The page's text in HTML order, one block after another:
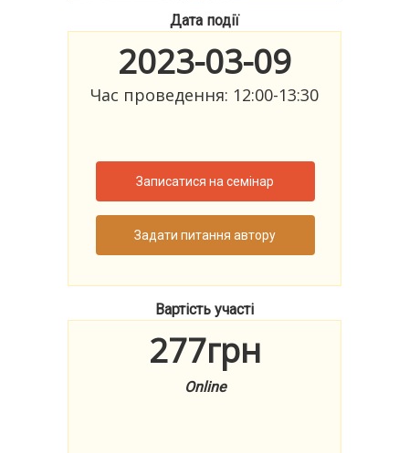
Дата події
2023-03-09
Час проведення: 12:00-13:30
Записатися на семінар
Задати питання автору
Вартість участі
277грн
Online